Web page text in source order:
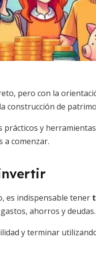
pero con la
construcción de
y
a comenzar.
es indispensable tener
ahorros y deudas.
y terminar